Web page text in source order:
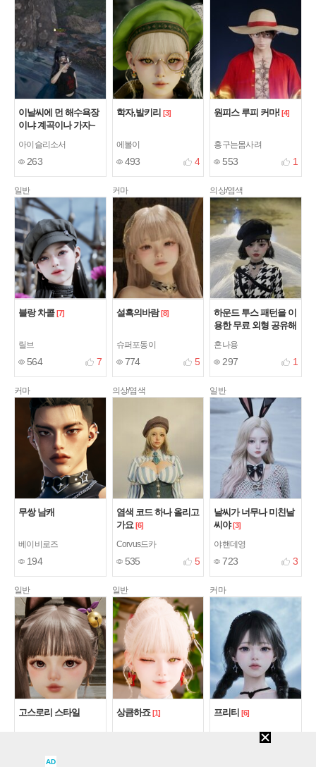
이날씨에 먼 해수욕장
이냐 계곡이나 가자~
아이슬리소서
263
학자,발키리 [3]
에볼이
493 4
원피스 루피 커마! [4]
홍구는몸사려
553 1
일반
블랑 차콜 [7]
릴브
564 7
커마
설흑의바람 [8]
슈퍼포동이
774 5
의상/염색
하운드 투스 패턴을 이
용한 무료 외형 공유해
혼나용
297 1
커마
무쌍 남캐
베이비로즈
194
의상/염색
염색 코드 하나 올리고
가요 [6]
Corvus드카
535 5
일반
날씨가 너무나 미친날
씨야 [3]
야핸데영
723 3
일반
고스로리 스타일
일반
상큼하죠 [1]
커마
프리티 [6]
AD